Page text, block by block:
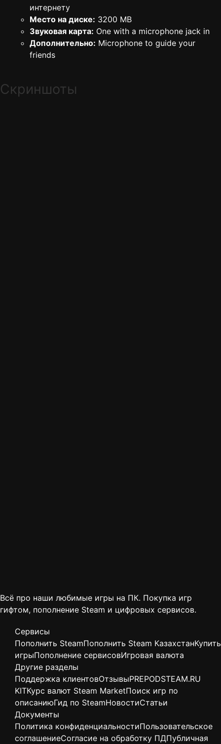
интернету
Место на диске: 3200 MB
Звуковая карта: One with a microphone jack in
Дополнительно: Microphone to guide your
friends
Скриншоты
Всё про наши любимые игры на ПК. Покупка игр
гифтом, пополнение Steam и цифровых сервисов.
Сервисы
Пополнить SteamПополнить Steam КазахстанКупить
игрыПополнение сервисовИгровая валюта
Другие разделы
Поддержка клиентовОтзывыPREPODSTEAM.RU
KITКурс валют Steam MarketПоиск игр по
описаниюГид по SteamНовостиСтатьи
Документы
Политика конфиденциальностиПользовательское
соглашениеСогласие на обработку ПДПубличная